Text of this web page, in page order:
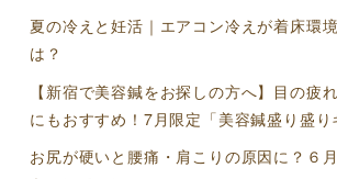
夏の冷えと妊活｜エアコン冷えが着床環
は？
【新宿で美容鍼をお探しの方へ】目の疲
にもおすすめ！7月限定「美容鍼盛り盛り
お尻が硬いと腰痛・肩こりの原因に？６